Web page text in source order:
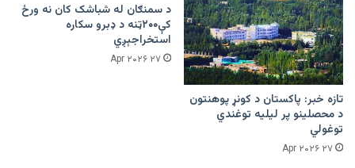
تازه خبر: پاکستان د کونړ پوهنتون
د محصلینو پر لیلیه توغندي
توغولي
۲۷ Apr ۲۰۲۶
د سمنګان له شباشک کان نه ورځ
کې۲۰۰ټنه د ډبرو سکاره
استخراجېږي
۲۷ Apr ۲۰۲۶